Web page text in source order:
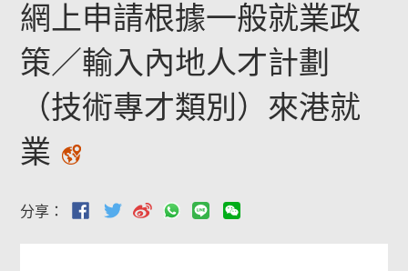
網上申請根據一般就業政
策／輸入內地人才計劃
（技術專才類別）來港就
業
分享：